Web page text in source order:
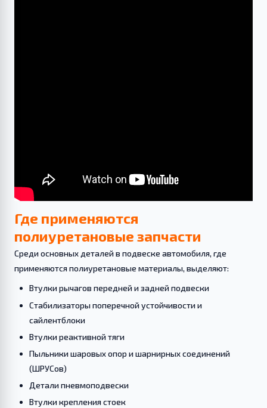
Где применяются
полиуретановые запчасти
Среди основных деталей в подвеске автомобиля, где
применяются полиуретановые материалы, выделяют:
Втулки рычагов передней и задней подвески
Стабилизаторы поперечной устойчивости и
сайлентблоки
Втулки реактивной тяги
Пыльники шаровых опор и шарнирных соединений
(ШРУСов)
Детали пневмоподвески
Втулки крепления стоек